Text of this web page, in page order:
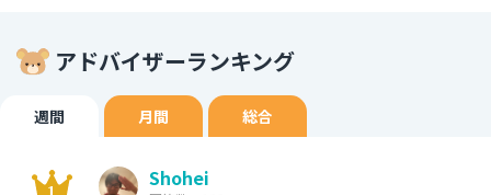
アドバイザーランキング
週間 月間 総合
Shohei